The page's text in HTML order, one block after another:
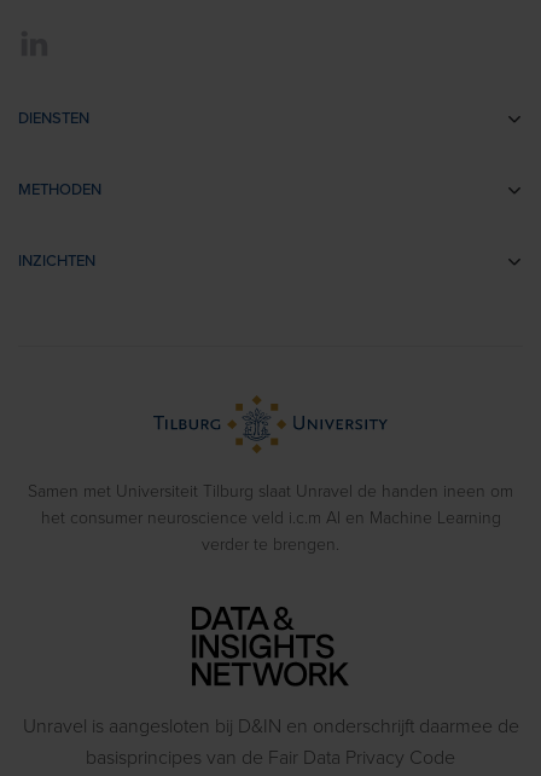
DIENSTEN
Retail- & Shopperonderzoek
METHODEN
Gedragsexperimenten
INZICHTEN
Samen met Universiteit Tilburg slaat Unravel de handen ineen om
het consumer neuroscience veld i.c.m AI en Machine Learning
verder te brengen.
Unravel is aangesloten bij D&IN en onderschrijft daarmee de
basisprincipes van de Fair Data Privacy Code